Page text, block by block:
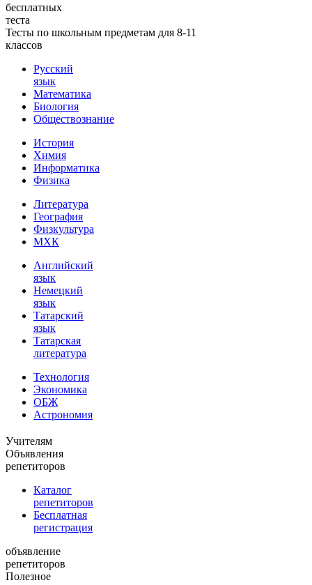
бесплатных
теста
Тесты по школьным предметам для 8-11
классов
Русский
язык
Математика
Биология
Обществознание
История
Химия
Информатика
Физика
Литература
География
Физкультура
МХК
Английский
язык
Немецкий
язык
Татарский
язык
Татарская
литература
Технология
Экономика
ОБЖ
Астрономия
Учителям
Объявления
репетиторов
Каталог
репетиторов
Бесплатная
регистрация
объявление
репетиторов
Полезное